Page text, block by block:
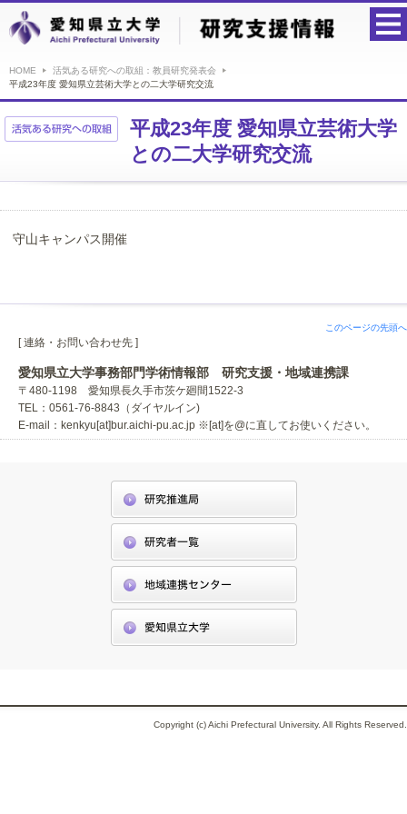
HOME
活気ある研究への取組：教員研究発表会
平成23年度 愛知県立芸術大学との二大学研究交流
平成23年度 愛知県立芸術大学
との二大学研究交流
守山キャンパス開催
このページの先頭へ
[ 連絡・お問い合わせ先 ]
愛知県立大学事務部門学術情報部 研究支援・地域連携課
〒480-1198 愛知県長久手市茨ケ廻間1522-3
TEL：0561-76-8843（ダイヤルイン)
E-mail：kenkyu[at]bur.aichi-pu.ac.jp ※[at]を@に直してお使いください。
Copyright (c) Aichi Prefectural University. All Rights Reserved.